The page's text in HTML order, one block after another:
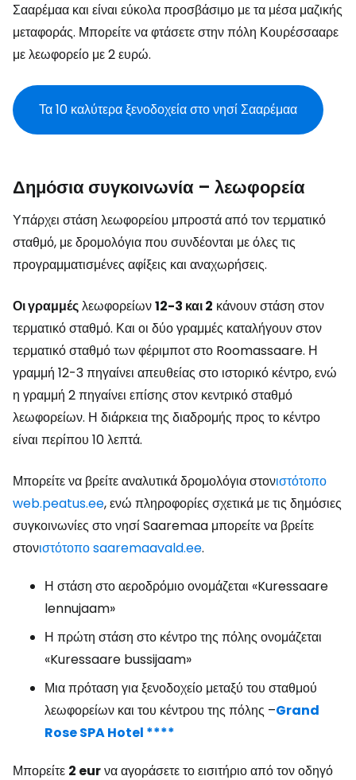
Σααρέμαα και είναι εύκολα προσβάσιμο με τα μέσα μαζικής
μεταφοράς. Μπορείτε να φτάσετε στην πόλη Κουρέσσααρε
με λεωφορείο με 2 ευρώ.
Τα 10 καλύτερα ξενοδοχεία στο νησί Σααρέμαα
Δημόσια συγκοινωνία – λεωφορεία
Υπάρχει στάση λεωφορείου μπροστά από τον τερματικό
σταθμό, με δρομολόγια που συνδέονται με όλες τις
προγραμματισμένες αφίξεις και αναχωρήσεις.
Οι γραμμέςλεωφορείων12-3 και 2 κάνουν στάση στον
τερματικό σταθμό. Και οι δύο γραμμές καταλήγουν στον
τερματικό σταθμό των φέριμποτ στο Roomassaare. Η
γραμμή 12-3 πηγαίνει απευθείας στο ιστορικό κέντρο, ενώ
η γραμμή 2 πηγαίνει επίσης στον κεντρικό σταθμό
λεωφορείων. Η διάρκεια της διαδρομής προς το κέντρο
είναι περίπου 10 λεπτά.
Μπορείτε να βρείτε αναλυτικά δρομολόγια στονιστότοπο
web.peatus.ee, ενώ πληροφορίες σχετικά με τις δημόσιες
συγκοινωνίες στο νησί Saaremaa μπορείτε να βρείτε
στονιστότοπο saaremaavald.ee.
Η στάση στο αεροδρόμιο ονομάζεται «Kuressaare
lennujaam»
Η πρώτη στάση στο κέντρο της πόλης ονομάζεται
«Kuressaare bussijaam»
Μια πρόταση για ξενοδοχείο μεταξύ του σταθμού
λεωφορείων και του κέντρου της πόλης –Grand
Rose SPA Hotel ****
Μπορείτε 2 eurνα αγοράσετε το εισιτήριο από τον οδηγό